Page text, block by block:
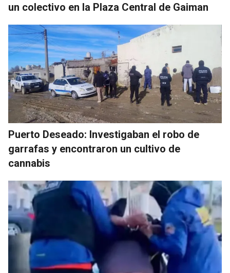
un colectivo en la Plaza Central de Gaiman
Puerto Deseado: Investigaban el robo de
garrafas y encontraron un cultivo de
cannabis